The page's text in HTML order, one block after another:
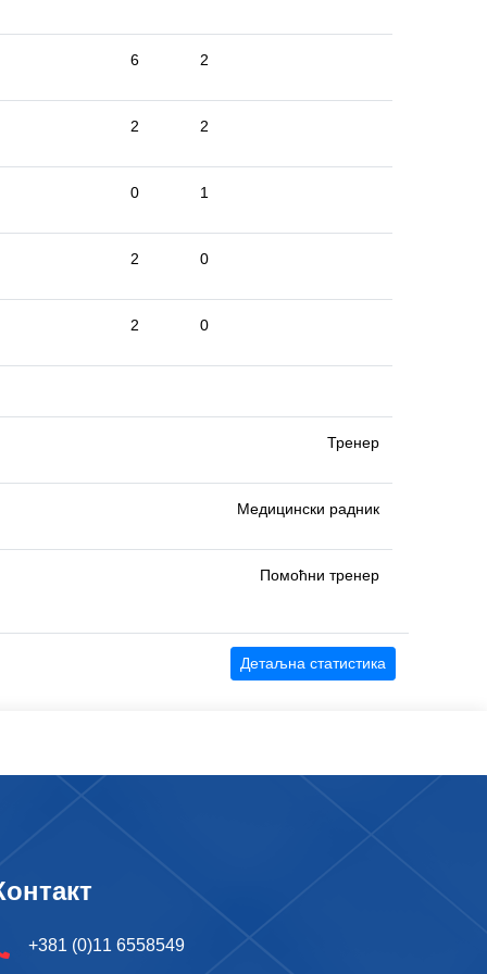
6 2
2 2
0 1
2 0
2 0
Тренер
Медицински радник
Помоћни тренер
Детаљна статистика
+381 (0)11 6558549